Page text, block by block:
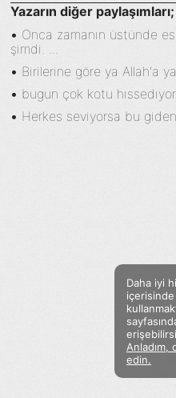
Yazarın diğer paylaşımları;
• Onca zamanın üstünde
şimdi. ...
• Birilerine göre ya Allah'a
• bugun çok kotu hıssedıyorum
• Herkes seviyorsa bu
Daha iyi
Anladım,
edin.